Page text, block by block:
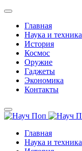
Главная
Наука и техника
История
Космос
Оружие
Гаджеты
Экономика
Контакты
Главная
Наука и техника